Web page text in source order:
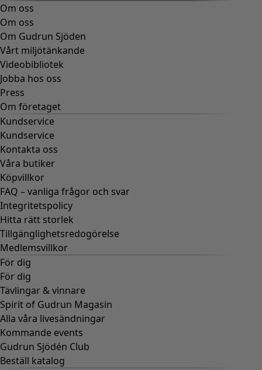
Om oss
Om oss
Om Gudrun Sjöden
Vårt miljötänkande
Videobibliotek
Jobba hos oss
Press
Om företaget
Kundservice
Kundservice
Kontakta oss
Våra butiker
Köpvillkor
FAQ – vanliga frågor och svar
Integritetspolicy
Hitta rätt storlek
Tillgänglighetsredogörelse
Medlemsvillkor
För dig
För dig
Tävlingar & vinnare
Spirit of Gudrun Magasin
Alla våra livesändningar
Kommande events
Gudrun Sjödén Club
Beställ katalog